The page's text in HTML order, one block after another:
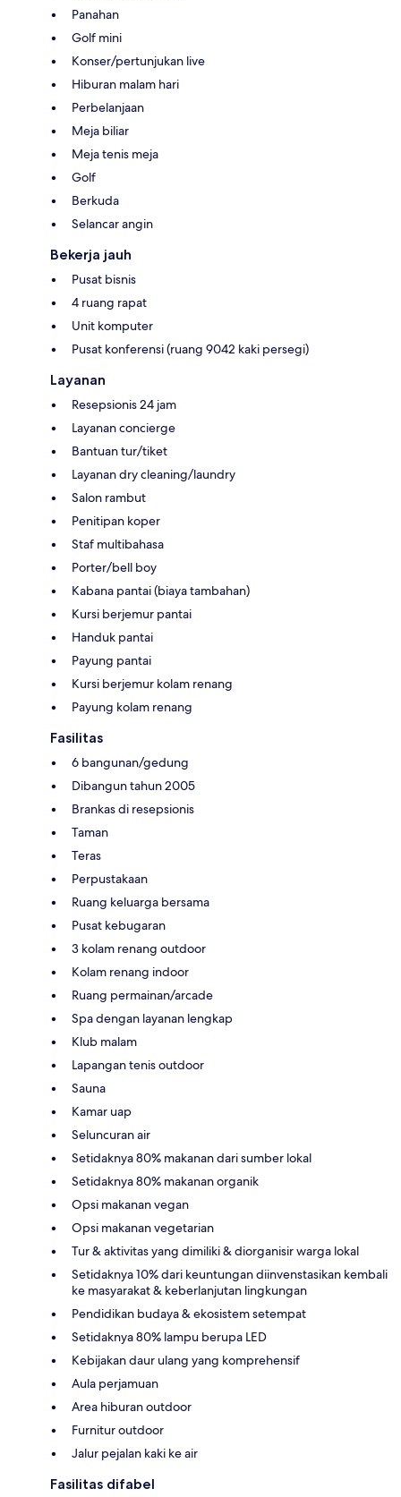
Panahan
Golf mini
Konser/pertunjukan live
Hiburan malam hari
Perbelanjaan
Meja biliar
Meja tenis meja
Golf
Berkuda
Selancar angin
Bekerja jauh
Pusat bisnis
4 ruang rapat
Unit komputer
Pusat konferensi (ruang 9042 kaki persegi)
Layanan
Resepsionis 24 jam
Layanan concierge
Bantuan tur/tiket
Layanan dry cleaning/laundry
Salon rambut
Penitipan koper
Staf multibahasa
Porter/bell boy
Kabana pantai (biaya tambahan)
Kursi berjemur pantai
Handuk pantai
Payung pantai
Kursi berjemur kolam renang
Payung kolam renang
Fasilitas
6 bangunan/gedung
Dibangun tahun 2005
Brankas di resepsionis
Taman
Teras
Perpustakaan
Ruang keluarga bersama
Pusat kebugaran
3 kolam renang outdoor
Kolam renang indoor
Ruang permainan/arcade
Spa dengan layanan lengkap
Klub malam
Lapangan tenis outdoor
Sauna
Kamar uap
Seluncuran air
Setidaknya 80% makanan dari sumber lokal
Setidaknya 80% makanan organik
Opsi makanan vegan
Opsi makanan vegetarian
Tur & aktivitas yang dimiliki & diorganisir warga lokal
Setidaknya 10% dari keuntungan diinvenstasikan kembali
ke masyarakat & keberlanjutan lingkungan
Pendidikan budaya & ekosistem setempat
Setidaknya 80% lampu berupa LED
Kebijakan daur ulang yang komprehensif
Aula perjamuan
Area hiburan outdoor
Furnitur outdoor
Jalur pejalan kaki ke air
Fasilitas difabel